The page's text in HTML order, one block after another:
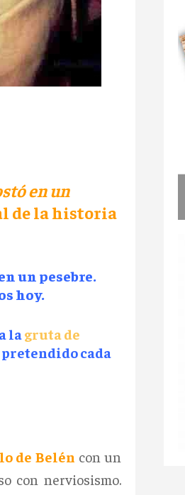
en un
de la historia
un pesebre.
hoy.
la gruta de
cada
de Belén con un
con nerviosismo.